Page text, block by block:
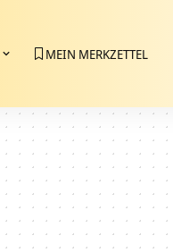
MEIN MERKZETTEL